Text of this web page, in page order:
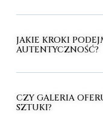
JAKIE KROKI
AUTENTYCZNOŚĆ?
CZY GALERIA
SZTUKI?